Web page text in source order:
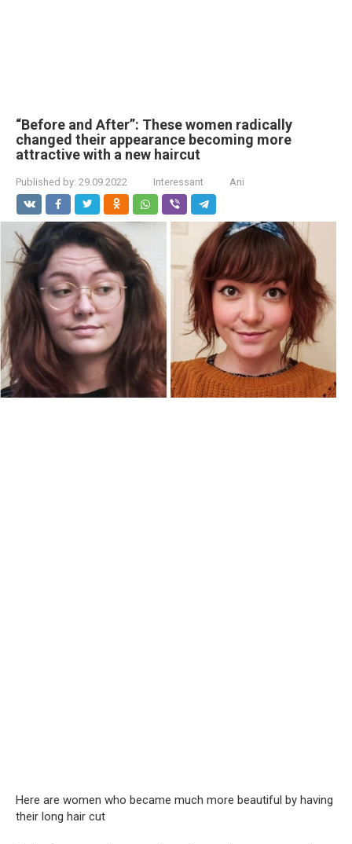
“Before and After”: These women radically
changed their appearance becoming more
attractive with a new haircut
Published by: 29.09.2022 Interessant Ani
Here are women who became much more beautiful by having
their long hair cut